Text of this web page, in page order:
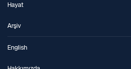
Hayat
Arşiv
English